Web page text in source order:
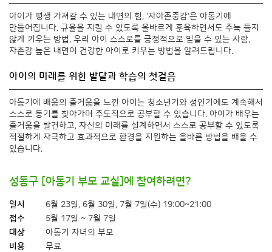
아이가 평생 가져갈 수 있는 내면의 힘, '자아존중감'은 아동기에
만들어집니다. 규율을 지킬 수 있도록 올바르게 훈육하면서도 주눅 들지
않게 키우는 방법, 우리 아이 스스로를 긍정적으로 믿을 수 있는 사람,
자존감 높은 내면이 건강한 아이로 키우는 방법을 알려드립니다.
아이의 미래를 위한 발달과 학습의 첫걸음
아동기에 배움의 즐거움을 느낀 아이는 청소년기와 성인기에도 계속해서
스스로 동기를 찾아가며 주도적으로 공부할 수 있습니다. 아이가 배우는
즐거움을 발견하고, 자신의 미래를 설계하면서 스스로 공부할 수 있도록
적절하게 자극하고 효과적으로 환경을 지원하는 올바른 방법을 배울 수
있습니다.
성동구 [아동기 부모 교실]에 참여하려면?
일시
6월 23일, 6월 30일, 7월 7일(수) 19:00~21:00
접수
5월 17일 ~ 7월 7일
대상
아동기 자녀의 부모
비용
무료